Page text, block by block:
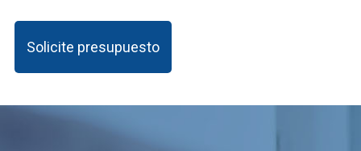
Solicite presupuesto